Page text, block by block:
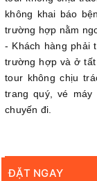
không khai báo
trường hợp nằm
- Khách hàng phải
trường hợp và ở
tour không chịu
trang quý, vé máy
chuyến đi.
ĐẶT NGAY